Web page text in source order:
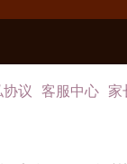
议 客服中心 家